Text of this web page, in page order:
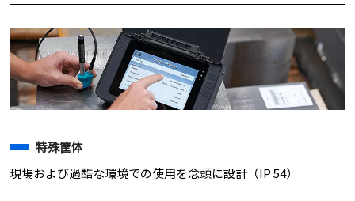
特殊筐体
現場および過酷な環境での使用を念頭に設計（IP 54）